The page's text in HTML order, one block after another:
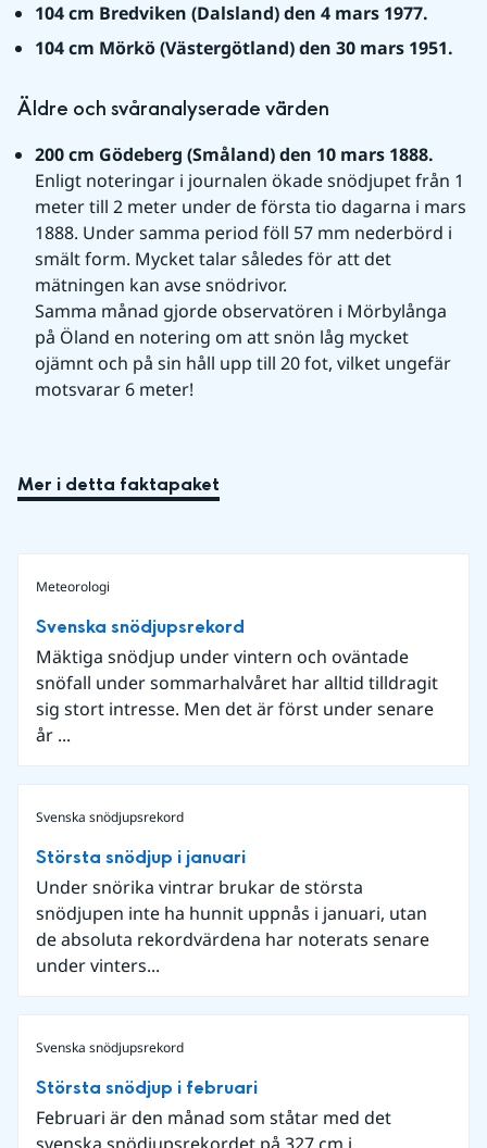
104 cm Bredviken (Dalsland) den 4 mars 1977.
104 cm Mörkö (Västergötland) den 30 mars 1951.
Äldre och svåranalyserade värden
Enligt noteringar i journalen ökade snödjupet från 1
meter till 2 meter under de första tio dagarna i mars
1888. Under samma period föll 57 mm nederbörd i
smält form. Mycket talar således för att det
mätningen kan avse snödrivor.
Samma månad gjorde observatören i Mörbylånga
på Öland en notering om att snön låg mycket
ojämnt och på sin håll upp till 20 fot, vilket ungefär
motsvarar 6 meter!
Mer i detta faktapaket
Meteorologi
Svenska snödjupsrekord
Mäktiga snödjup under vintern och oväntade
snöfall under sommarhalvåret har alltid tilldragit
sig stort intresse. Men det är först under senare
år ...
Svenska snödjupsrekord
Största snödjup i januari
Under snörika vintrar brukar de största
snödjupen inte ha hunnit uppnås i januari, utan
de absoluta rekordvärdena har noterats senare
under vinters...
Svenska snödjupsrekord
Största snödjup i februari
Februari är den månad som ståtar med det